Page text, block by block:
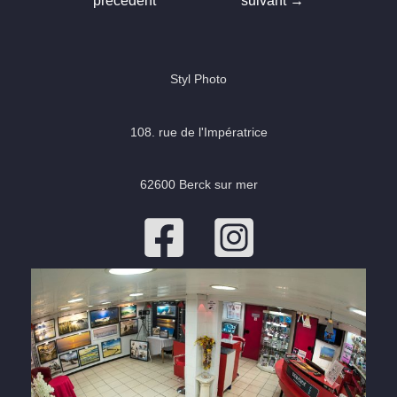
Styl Photo
108. rue de l'Impératrice
62600 Berck sur mer